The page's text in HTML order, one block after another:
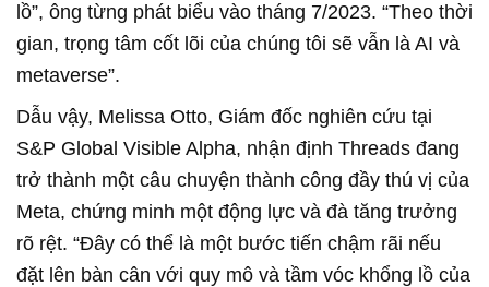
lồ”, ông từng phát biểu vào tháng 7/2023. “Theo thời
gian, trọng tâm cốt lõi của chúng tôi sẽ vẫn là AI và
metaverse”.
Dẫu vậy, Melissa Otto, Giám đốc nghiên cứu tại
S&P Global Visible Alpha, nhận định Threads đang
trở thành một câu chuyện thành công đầy thú vị của
Meta, chứng minh một động lực và đà tăng trưởng
rõ rệt. “Đây có thể là một bước tiến chậm rãi nếu
đặt lên bàn cân với quy mô và tầm vóc khổng lồ của